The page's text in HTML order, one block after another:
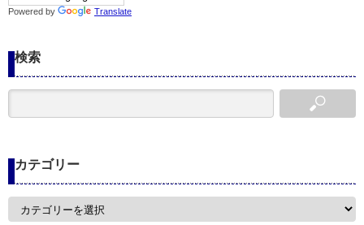
Powered by Translate
検索
カテゴリー
カ